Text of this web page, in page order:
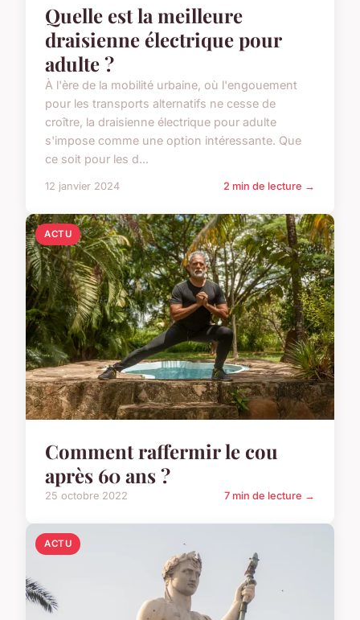
Quelle est la meilleure
draisienne électrique pour
adulte ?
À l'ère de la mobilité urbaine, où l'engouement
pour les transports alternatifs ne cesse de
croître, la draisienne électrique pour adulte
s'impose comme une option intéressante. Que
ce soit pour les d...
12 janvier 2024 2 min de lecture →
ACTU
Comment raffermir le cou
après 60 ans ?
25 octobre 2022 7 min de lecture →
ACTU